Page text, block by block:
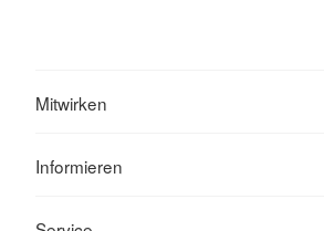
Mitwirken
Informieren